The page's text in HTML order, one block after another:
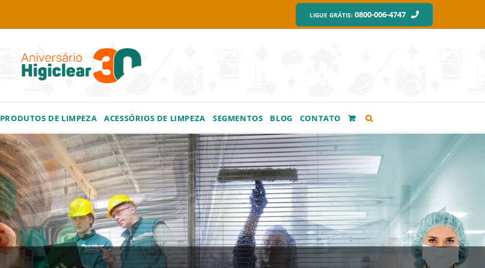
LIGUE GRÁTIS: 0800-006-4747
PRODUTOS DE LIMPEZA ACESSÓRIOS DE LIMPEZA SEGMENTOS BLOG CONTATO